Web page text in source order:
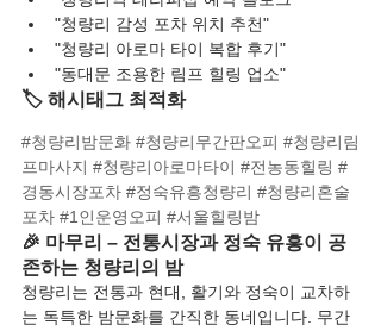
"청량리 감성 포차 위치 추천"
"청량리 아로마 타이 복합 후기"
"동대문 조용한 림프 힐링 업소"
🏷️ 해시태그 최적화
#청량리밤문화 #청량리무간판오피 #청량리림
프마사지 #청량리아로마타이 #전농동힐링 #
경동시장포차 #정숙유흥청량리 #청량리혼술
포차 #1인운영오피 #서울힐링밤
🎉 마무리 – 전통시장과 정숙 유흥이 공
존하는 청량리의 밤
청량리는 전통과 현대, 활기와 정숙이 교차하
는 독특한 밤문화를 간직한 동네입니다. 무간